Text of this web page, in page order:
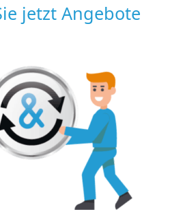
jetzt Angebote